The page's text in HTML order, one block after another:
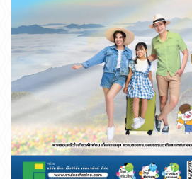
เตรียมพบกับมหกรรมท่องเที่ยวครั้งยิ่
เที่ยวไทย ครั้งที่ 79 แพ็คเกจเที่ยวปลา
800 บูธ จากโรงแรม รีสอร์ท ทัวร์ รถเ